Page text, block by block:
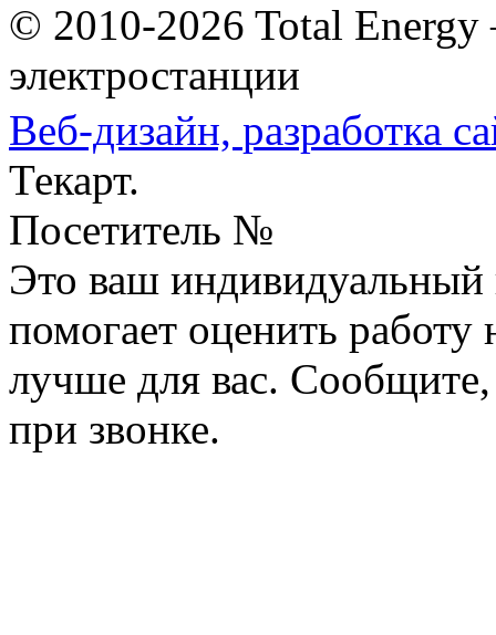
© 2010-2026 Total
электростанции
Веб-дизайн, разработка
Текарт.
Посетитель №
Это ваш
помогает оценить работу
лучше для вас.
при звонке.